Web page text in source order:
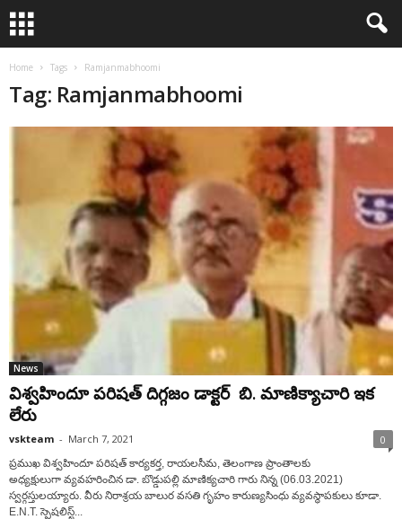
Home Tags Ramjanmabhoomi
Tag: Ramjanmabhoomi
News
విశ్వహిందూ పరిషత్ దిగ్గజం డాక్టర్ బి. మాణిక్యాచారి ఇక
లేరు
vskteam - March 7, 2021 0
ప్రముఖ విశ్వహిందూ పరిషత్ కార్యకర్త, రాయలసీమ, తెలంగాణ ప్రాంతాలకు
అధ్యక్షులుగా వ్యవహరించిన డా. బొడ్డుపల్లి మాణిక్యచారి గారు నిన్న (06.03.2021)
స్వర్గస్తులయ్యారు. వీరు నిరాశ్రయ బాలుర వసతి గృహం కారుణ్యసింధు వ్యవస్థాపకులు కూడా.
E.N.T. స్పెషలిస్ట్...